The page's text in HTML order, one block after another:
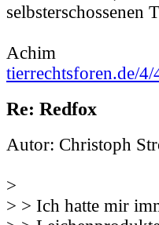
selbsterschossenen
Achim
tierrechtsforen.de/4/
Re: Redfox
Autor: Christoph
>
> > Ich hatte mir